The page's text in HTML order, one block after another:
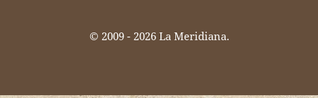
© 2009 - 2026 La Meridiana.